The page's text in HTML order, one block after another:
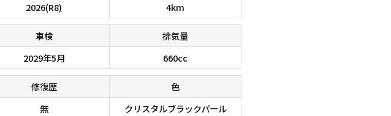
2026(R8)
4km
車検
2029年5月
排気量
660cc
修復歴
無
色
クリスタルブラックパール